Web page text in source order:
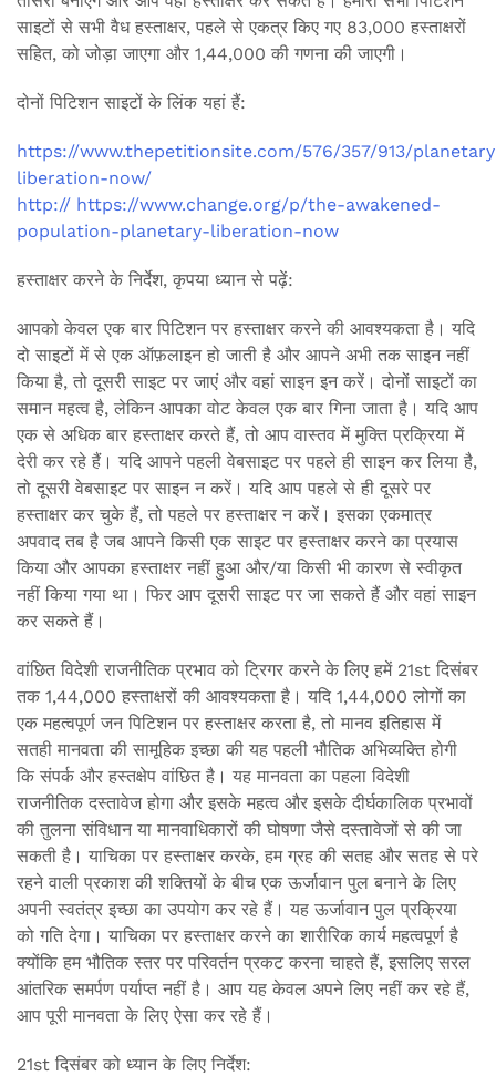
साइटों से सभी वैध हस्ताक्षर, पहले से एकत्र किए गए 83,000 हस्ताक्षरों
सहित, को जोड़ा जाएगा और 1,44,000 की गणना की जाएगी।
दोनों पिटिशन साइटों के लिंक यहां हैं:
https://www.thepetitionsite.com/576/357/913/
liberation-now/
http:// https://www.change.org/p/the-awakened-
population-planetary-liberation-now
हस्ताक्षर करने के निर्देश, कृपया ध्यान से पढ़ें:
आपको केवल एक बार पिटिशन पर हस्ताक्षर करने की आवश्यकता है। यदि
दो साइटों में से एक ऑफ़लाइन हो जाती है और आपने अभी तक साइन नहीं
किया है, तो दूसरी साइट पर जाएं और वहां साइन इन करें। दोनों साइटों का
समान महत्व है, लेकिन आपका वोट केवल एक बार गिना जाता है। यदि आप
एक से अधिक बार हस्ताक्षर करते हैं, तो आप वास्तव में मुक्ति प्रक्रिया में
देरी कर रहे हैं। यदि आपने पहली वेबसाइट पर पहले ही साइन कर लिया है,
तो दूसरी वेबसाइट पर साइन न करें। यदि आप पहले से ही दूसरे पर
हस्ताक्षर कर चुके हैं, तो पहले पर हस्ताक्षर न करें। इसका एकमात्र
अपवाद तब है जब आपने किसी एक साइट पर हस्ताक्षर करने का प्रयास
किया और आपका हस्ताक्षर नहीं हुआ और/या किसी भी कारण से स्वीकृत
नहीं किया गया था। फिर आप दूसरी साइट पर जा सकते हैं और वहां साइन
कर सकते हैं।
वांछित विदेशी राजनीतिक प्रभाव को ट्रिगर करने के लिए हमें 21st दिसंबर
तक 1,44,000 हस्ताक्षरों की आवश्यकता है। यदि 1,44,000 लोगों का
एक महत्वपूर्ण जन पिटिशन पर हस्ताक्षर करता है, तो मानव इतिहास में
सतही मानवता की सामूहिक इच्छा की यह पहली भौतिक अभिव्यक्ति होगी
कि संपर्क और हस्तक्षेप वांछित है। यह मानवता का पहला विदेशी
राजनीतिक दस्तावेज होगा और इसके महत्व और इसके दीर्घकालिक प्रभावों
की तुलना संविधान या मानवाधिकारों की घोषणा जैसे दस्तावेजों से की जा
सकती है। याचिका पर हस्ताक्षर करके, हम ग्रह की सतह और सतह से परे
रहने वाली प्रकाश की शक्तियों के बीच एक ऊर्जावान पुल बनाने के लिए
अपनी स्वतंत्र इच्छा का उपयोग कर रहे हैं। यह ऊर्जावान पुल प्रक्रिया
को गति देगा। याचिका पर हस्ताक्षर करने का शारीरिक कार्य महत्वपूर्ण है
क्योंकि हम भौतिक स्तर पर परिवर्तन प्रकट करना चाहते हैं, इसलिए सरल
आंतरिक समर्पण पर्याप्त नहीं है। आप यह केवल अपने लिए नहीं कर रहे हैं,
आप पूरी मानवता के लिए ऐसा कर रहे हैं।
21st दिसंबर को ध्यान के लिए निर्देश: